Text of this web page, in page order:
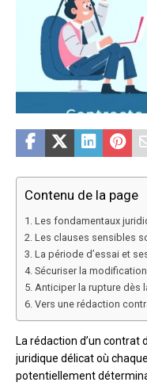
Contenu de la page
Les fondamentaux
Les clauses sensibles
La période d’essai et
Sécuriser la
Anticiper la rupture dès
Vers une rédaction
La rédaction d’un contrat
juridique délicat où
potentiellement